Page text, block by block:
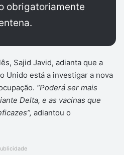
obrigatoriamente
Sajid Javid, adianta que a
Unido está a investigar a nova
“Poderá ser mais
Delta, e as vacinas que
adiantou o